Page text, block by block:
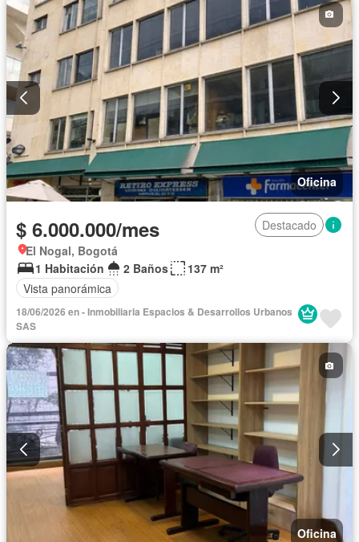
Oficina
$ 6.000.000/mes
Destacado
El Nogal, Bogotá
1 Habitación
2 Baños
137 m²
Vista panorámica
18/06/2026 en - Inmobiliaria Espacios & Desarrollos Urbanos
SAS
Oficina